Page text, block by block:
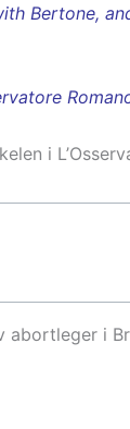
Bertone,
i
abortleger i